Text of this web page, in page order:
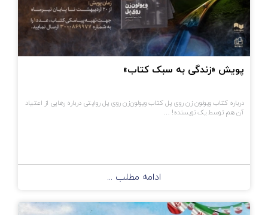
پویش «زندگی به سبک کتاب»
درباره کتاب ویولون زن روی پل کتاب ویولون‌زن روی پل روایتی درباره رهایی از اعتیاد
آن هم توسط یک نویسنده! …
ادامه مطلب ...